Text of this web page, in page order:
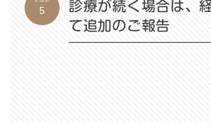
診療が続く場合は、
て追加のご報告
5